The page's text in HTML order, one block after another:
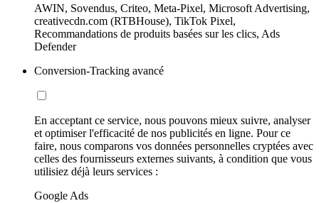
AWIN, Sovendus, Criteo, Meta-Pixel, Microsoft Advertising,
creativecdn.com (RTBHouse), TikTok Pixel,
Recommandations de produits basées sur les clics, Ads
Defender
Conversion-Tracking avancé
En acceptant ce service, nous pouvons mieux suivre, analyser
et optimiser l'efficacité de nos publicités en ligne. Pour ce
faire, nous comparons vos données personnelles cryptées avec
celles des fournisseurs externes suivants, à condition que vous
utilisiez déjà leurs services :
Google Ads